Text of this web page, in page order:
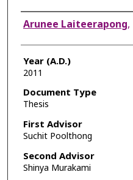
Author
Arunee Laiteerapong,
Year (A.D.)
2011
Document Type
Thesis
First Advisor
Suchit Poolthong
Second Advisor
Shinya Murakami